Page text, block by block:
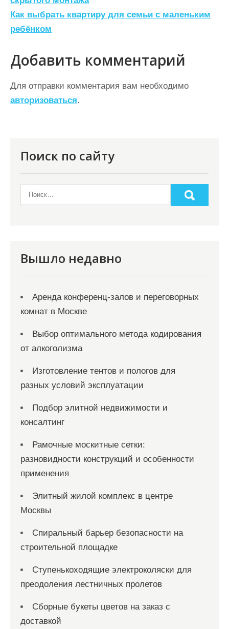
а
в
и
г
а
ц
и
м
Как выбрать квартиру для семьи с маленьким
ребёнком
Добавить комментарий
Для отправки комментария вам необходимо
авторизоваться.
Поиск по сайту
Вышло недавно
Аренда конференц-залов и переговорных
комнат в Москве
Выбор оптимального метода кодирования
от алкоголизма
Изготовление тентов и пологов для
разных условий эксплуатации
Подбор элитной недвижимости и
консалтинг
Рамочные москитные сетки:
разновидности конструкций и особенности
применения
Элитный жилой комплекс в центре
Москвы
Спиральный барьер безопасности на
строительной площадке
Ступенькоходящие электроколяски для
преодоления лестничных пролетов
Сборные букеты цветов на заказ с
доставкой